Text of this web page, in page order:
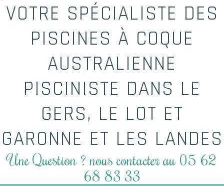
VOTRE SPÉCIALISTE DES
PISCINES À COQUE
AUSTRALIENNE
PISCINISTE DANS LE
GERS, LE LOT ET
GARONNE ET LES LANDES
Une Question ? nous contacter au 05 62
68 83 33